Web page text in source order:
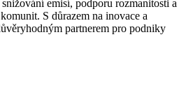
emisí, podporu rozmanitosti a
S důrazem na inovace a
partnerem pro podniky